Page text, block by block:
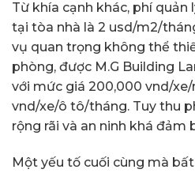
Từ khía cạnh khác, phí
tại tòa nhà là 2 usd/m2/
vụ quan trọng không thể
phòng, được M.G Building
với mức giá 200,000 vnd/
vnd/xe/ô tô/tháng. Tuy thu
rộng rãi và an ninh khá đảm
Một yếu tố cuối cùng mà